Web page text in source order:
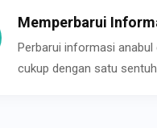
Memperbarui
Perbarui informasi anabul
cukup dengan satu